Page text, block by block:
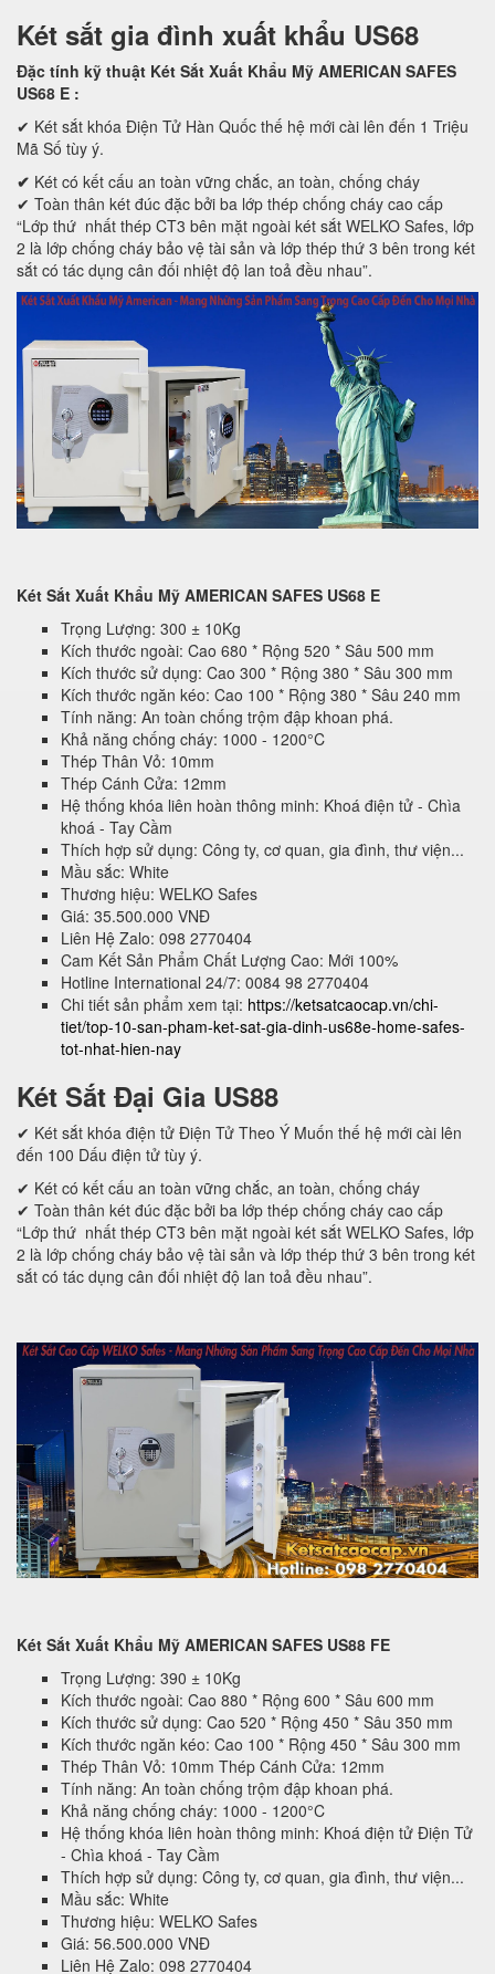
Két sắt gia đình xuất khẩu US68
Đặc tính kỹ thuật Két Sắt Xuất Khẩu Mỹ AMERICAN SAFES
US68 E :
✔ Két sắt khóa Điện Tử Hàn Quốc thế hệ mới cài lên đến 1 Triệu
Mã Số tùy ý.
✔ Két có kết cấu an toàn vững chắc, an toàn, chống cháy
✔ Toàn thân két đúc đặc bởi ba lớp thép chống cháy cao cấp
“Lớp thứ nhất thép CT3 bên mặt ngoài két sắt WELKO Safes, lớp
2 là lớp chống cháy bảo vệ tài sản và lớp thép thứ 3 bên trong két
sắt có tác dụng cân đối nhiệt độ lan toả đều nhau”.
Két Sắt Xuất Khẩu Mỹ AMERICAN SAFES US68 E
Trọng Lượng: 300 ± 10Kg
Kích thước ngoài: Cao 680 * Rộng 520 * Sâu 500 mm
Kích thước sử dụng: Cao 300 * Rộng 380 * Sâu 300 mm
Kích thước ngăn kéo: Cao 100 * Rộng 380 * Sâu 240 mm
Tính năng: An toàn chống trộm đập khoan phá.
Khả năng chống cháy: 1000 - 1200°C
Thép Thân Vỏ: 10mm
Thép Cánh Cửa: 12mm
Hệ thống khóa liên hoàn thông minh: Khoá điện tử - Chìa
khoá - Tay Cầm
Thích hợp sử dụng: Công ty, cơ quan, gia đình, thư viện...
Mầu sắc: White
Thương hiệu: WELKO Safes
Giá: 35.500.000 VNĐ
Liên Hệ Zalo: 098 2770404
Cam Kết Sản Phẩm Chất Lượng Cao: Mới 100%
Hotline International 24/7: 0084 98 2770404
Chi tiết sản phẩm xem tại: https://ketsatcaocap.vn/chi-
tiet/top-10-san-pham-ket-sat-gia-dinh-us68e-home-safes-
tot-nhat-hien-nay
Két Sắt Đại Gia US88
✔ Két sắt khóa điện tử Điện Tử Theo Ý Muốn thế hệ mới cài lên
đến 100 Dấu điện tử tùy ý.
✔ Két có kết cấu an toàn vững chắc, an toàn, chống cháy
✔ Toàn thân két đúc đặc bởi ba lớp thép chống cháy cao cấp
“Lớp thứ nhất thép CT3 bên mặt ngoài két sắt WELKO Safes, lớp
2 là lớp chống cháy bảo vệ tài sản và lớp thép thứ 3 bên trong két
sắt có tác dụng cân đối nhiệt độ lan toả đều nhau”.
Két Sắt Xuất Khẩu Mỹ AMERICAN SAFES US88 FE
Trọng Lượng: 390 ± 10Kg
Kích thước ngoài: Cao 880 * Rộng 600 * Sâu 600 mm
Kích thước sử dụng: Cao 520 * Rộng 450 * Sâu 350 mm
Kích thước ngăn kéo: Cao 100 * Rộng 450 * Sâu 300 mm
Thép Thân Vỏ: 10mm Thép Cánh Cửa: 12mm
Tính năng: An toàn chống trộm đập khoan phá.
Khả năng chống cháy: 1000 - 1200°C
Hệ thống khóa liên hoàn thông minh: Khoá điện tử Điện Tử
- Chìa khoá - Tay Cầm
Thích hợp sử dụng: Công ty, cơ quan, gia đình, thư viện...
Mầu sắc: White
Thương hiệu: WELKO Safes
Giá: 56.500.000 VNĐ
Liên Hệ Zalo: 098 2770404